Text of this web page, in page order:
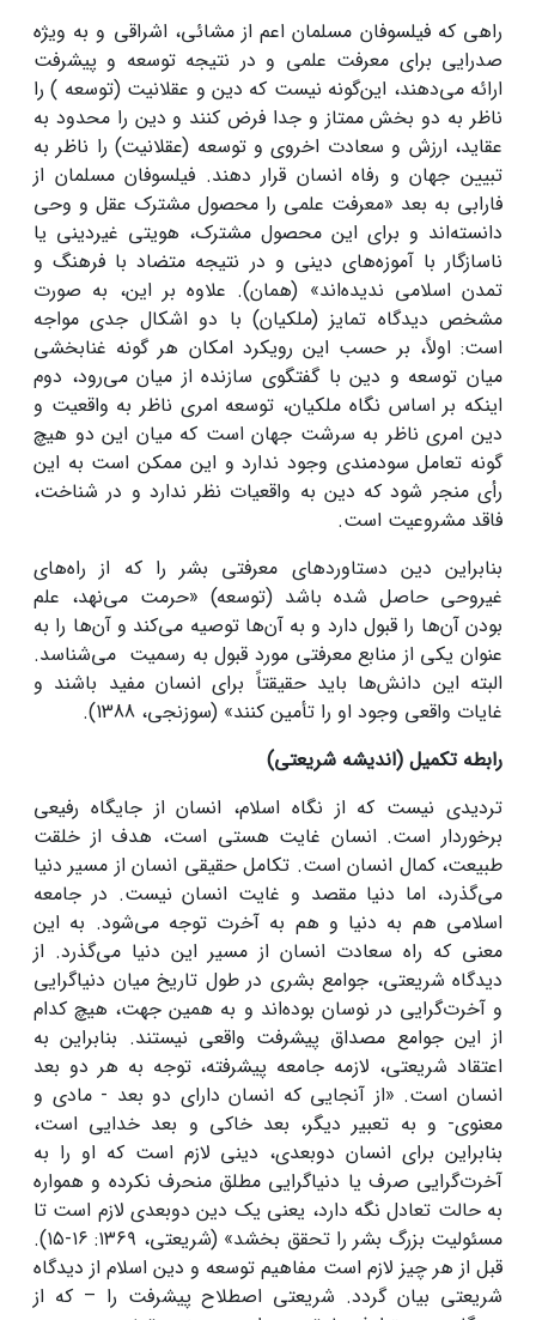
راهی که فیلسوفان مسلمان اعم از مشائی، اشراقی و به ویژه
صدرایی برای معرفت علمی و در نتیجه توسعه و پیشرفت
ارائه می‌دهند، این‌گونه نیست که دین و عقلانیت (توسعه ) را
ناظر به دو بخش ممتاز و جدا فرض کنند و دین را محدود به
عقاید، ارزش و سعادت اخروی و توسعه (عقلانیت) را ناظر به
تبیین جهان و رفاه انسان قرار دهند. فیلسوفان مسلمان از
فارابی به بعد «معرفت علمی را محصول مشترک عقل و وحی
دانسته‌اند و برای این محصول مشترک، هویتی غیردینی یا
ناسازگار با آموزه‌های دینی و در نتیجه متضاد با فرهنگ و
تمدن اسلامی ندیده‌اند» (همان). علاوه بر این، به صورت
مشخص دیدگاه تمایز (ملکیان) با دو اشکال جدی مواجه
است: اولاً، بر حسب این رویکرد امکان هر گونه غنابخشی
میان توسعه و دین با گفتگوی سازنده از میان می‌رود، دوم
اینکه بر اساس نگاه ملکیان، توسعه امری ناظر به واقعیت و
دین امری ناظر به سرشت جهان است که میان این‌ دو هیچ‌
گونه تعامل سودمندی وجود ندارد و این ممکن است به این
رأی منجر شود که دین به واقعیات نظر ندارد و در شناخت،
فاقد مشروعیت است.
بنابراین دین دستاوردهای معرفتی بشر را که از راه‌های
غیروحی حاصل شده باشد (توسعه) «حرمت می‌نهد، علم
بودن آن‌ها را قبول دارد و به آن‌ها توصیه می‌کند و آن‌ها را به
عنوان یکی از منابع معرفتی مورد قبول به رسمیت می‌شناسد.
البته این دانش‌ها باید حقیقتاً برای انسان مفید باشند و
غایات واقعی وجود او را تأمین کنند» (سوزنجی، 1388).
رابطه تکمیل (اندیشه شریعتی)
تردیدی نیست که از نگاه اسلام، انسان از جایگاه رفیعی
برخوردار است. انسان غایت هستی است، هدف از خلقت
طبیعت، کمال انسان است. تکامل حقیقی انسان از مسیر دنیا
می‌گذرد، اما دنیا مقصد و غایت انسان نیست. در جامعه
اسلامی هم به دنیا و هم به آخرت توجه می‌شود. به این
معنی که راه سعادت انسان از مسیر این دنیا می‌گذرد. از
دیدگاه شریعتی، جوامع بشری در طول تاریخ میان دنیاگرایی
و آخرت‌گرایی در نوسان بوده‌اند و به همین جهت، هیچ کدام
از این جوامع مصداق پیشرفت واقعی نیستند. بنابراین به
اعتقاد شریعتی، لازمه جامعه پیشرفته، توجه به هر دو بعد
انسان است. «از آنجایی که انسان دارای دو بعد - مادی و
معنوی- و به تعبیر دیگر، بعد خاکی و بعد خدایی است،
بنابراین برای انسان دوبعدی، دینی لازم است که او را به
آخرت‌گرایی صرف یا دنیاگرایی مطلق منحرف نکرده و همواره
به حالت تعادل نگه دارد، یعنی یک دین دوبعدی لازم است تا
مسئولیت بزرگ بشر را تحقق بخشد» (شریعتی، ۱۳۶۹: ۱۶-۱۵).
قبل از هر چیز لازم است مفاهیم توسعه و دین اسلام از دیدگاه
شریعتی بیان گردد. شریعتی اصطلاح پیشرفت را – که از